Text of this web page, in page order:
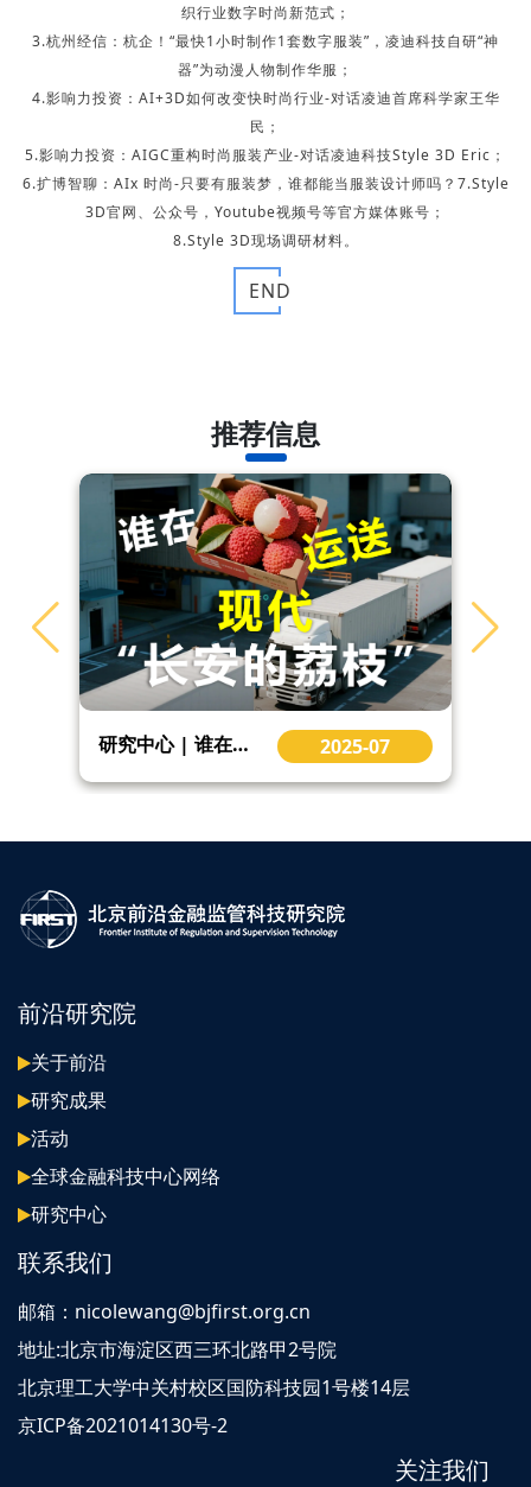
织行业数字时尚新范式；
3.杭州经信：杭企！“最快1小时制作1套数字服装”，凌迪科技自研“神
器”为动漫人物制作华服；
4.影响力投资：AI+3D如何改变快时尚行业-对话凌迪首席科学家王华
民；
5.影响力投资：AIGC重构时尚服装产业-对话凌迪科技Style 3D Eric；
6.扩博智聊：AIx 时尚-只要有服装梦，谁都能当服装设计师吗？7.Style
3D官网、公众号，Youtube视频号等官方媒体账号；
8.Style 3D现场调研材料。
END
推荐信息
研究中心 | 谁在运送现代“长安的荔枝” Cold Chain Express 2025-07
前沿研究院
关于前沿
研究成果
活动
全球金融科技中心网络
研究中心
联系我们
邮箱：nicolewang@bjfirst.org.cn
地址:北京市海淀区西三环北路甲2号院
北京理工大学中关村校区国防科技园1号楼14层
京ICP备2021014130号-2
关注我们